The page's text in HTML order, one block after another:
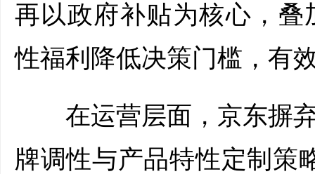
再以政府补贴为核心，
性福利降低决策门槛，有
在运营层面，京东摒弃
牌调性与产品特性定制策